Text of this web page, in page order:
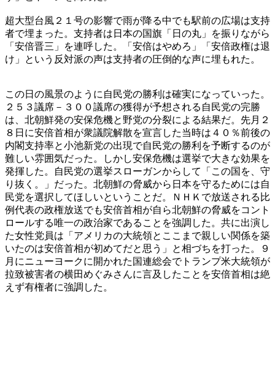
超大型台風２１号の影響で雨が降る中でも駅前の広場は支持
者で埋まった。支持者は日本の国旗「日の丸」を振りながら
「安倍晋三」を連呼した。「安倍はやめろ」「安倍政権は退
け」という反対派の声は支持者の圧倒的な声に埋もれた。
この日の風景のように自民党の勝利は確実になっていった。
２５３議席－３００議席の獲得が予想される自民党の完勝
は、北朝鮮発の安保危機と野党の分裂による結果だ。先月２
８日に安倍首相が衆議院解散を宣言した当時は４０％前後の
内閣支持率と小池新党の出現で自民党の勝利を予断するのが
難しい雰囲気だった。しかし安保危機は選挙で大きな効果を
発揮した。自民党の選挙スローガンからして「この国を、守
り抜く。」だった。北朝鮮の脅威から日本を守るためには自
民党を選択してほしいということだ。ＮＨＫで放送される比
例代表の政権放送でも安倍首相が自ら北朝鮮の脅威をコント
ロールする唯一の政治家であることを強調した。共に出演し
た女性党員は「アメリカの大統領とここまで親しい関係を築
いたのは安倍首相が初めてだと思う」と相づちを打った。９
月にニューヨークに開かれた国連総会でトランプ米大統領が
拉致被害者の横田めぐみさんに言及したことを安倍首相は絶
えず有権者に強調した。